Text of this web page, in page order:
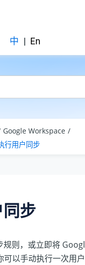
中 | En
Google Workspace
行用户同步
步
规则，或立即将
可以手动执行一次用